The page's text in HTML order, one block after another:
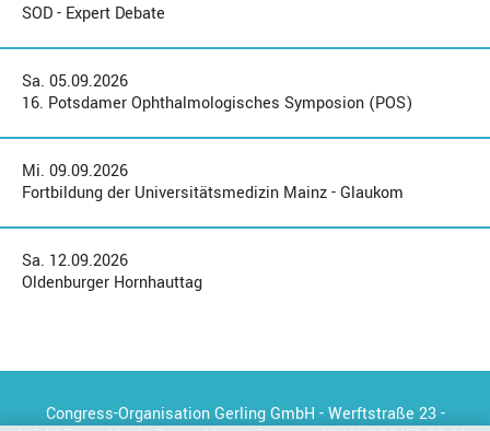
SOD - Expert Debate
Sa. 05.09.2026
16. Potsdamer Ophthalmologisches Symposion (POS)
Mi. 09.09.2026
Fortbildung der Universitätsmedizin Mainz - Glaukom
Sa. 12.09.2026
Oldenburger Hornhauttag
Congress-Organisation Gerling GmbH - Werftstraße 23 -